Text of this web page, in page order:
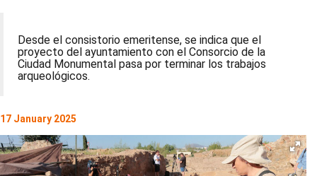
Desde el consistorio emeritense, se indica que el
proyecto del ayuntamiento con el Consorcio de la
Ciudad Monumental pasa por terminar los trabajos
arqueológicos.
17 January 2025